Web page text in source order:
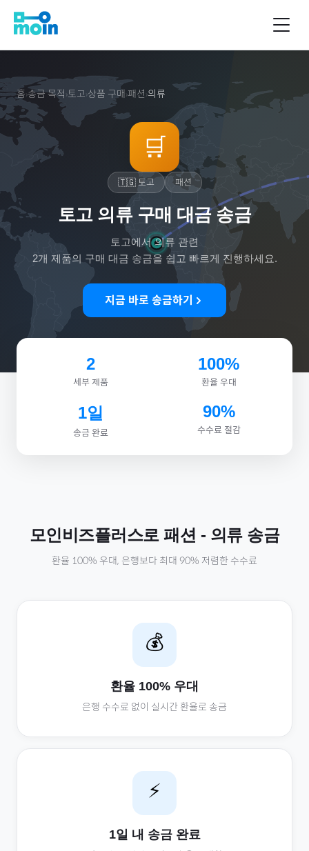
홈›송금 목적 ›토고›상품 구매 ›패션 ›의류
🛒
🇹🇬 토고 패션
토고 의류 구매 대금 송금
토고에서의류 관련
2개 제품의 구매 대금 송금을 쉽고 빠르게 진행하세요.
지금 바로 송금하기
2
세부 제품
100%
환율 우대
1일
송금 완료
90%
수수료 절감
모인비즈플러스로패션 - 의류송금
환율 100% 우대, 은행보다 최대 90% 저렴한 수수료
💰
환율 100% 우대
은행 수수료 없이 실시간 환율로 송금
⚡
1일 내 송금 완료